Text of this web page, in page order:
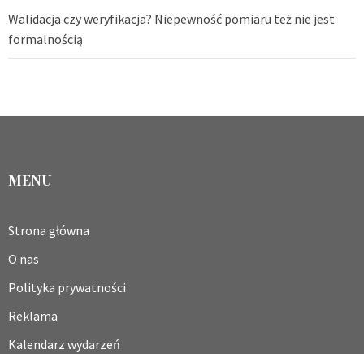
Walidacja czy weryfikacja? Niepewność pomiaru też nie jest
formalnością
MENU
Strona główna
O nas
Polityka prywatności
Reklama
Kalendarz wydarzeń